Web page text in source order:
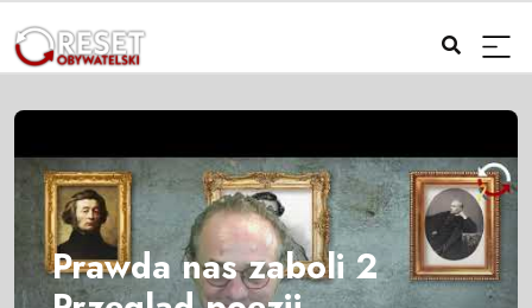
Prawda nas zaboli 2